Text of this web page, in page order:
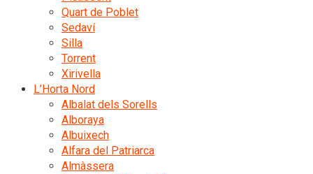
Quart de Poblet
Sedaví
Silla
Torrent
Xirivella
L’Horta Nord
Albalat dels Sorells
Alboraya
Albuixech
Alfara del Patriarca
Almàssera